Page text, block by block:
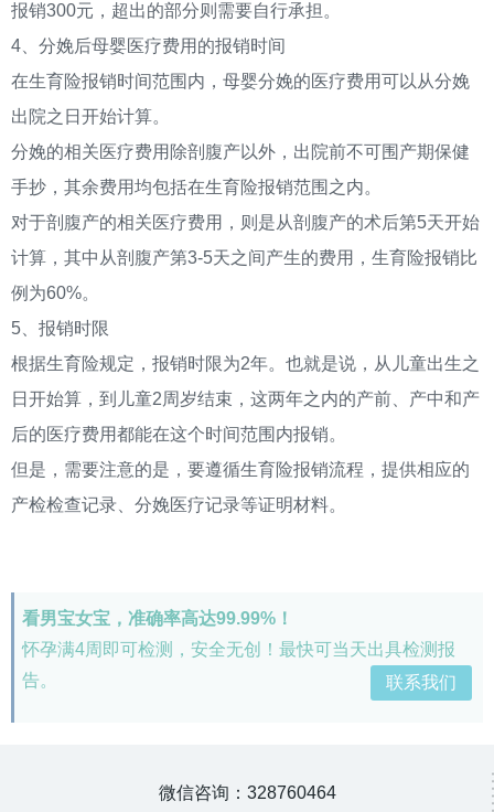
报销300元，超出的部分则需要自行承担。
4、分娩后母婴医疗费用的报销时间
在生育险报销时间范围内，母婴分娩的医疗费用可以从分娩
出院之日开始计算。
分娩的相关医疗费用除剖腹产以外，出院前不可围产期保健
手抄，其余费用均包括在生育险报销范围之内。
对于剖腹产的相关医疗费用，则是从剖腹产的术后第5天开始
计算，其中从剖腹产第3-5天之间产生的费用，生育险报销比
例为60%。
5、报销时限
根据生育险规定，报销时限为2年。也就是说，从儿童出生之
日开始算，到儿童2周岁结束，这两年之内的产前、产中和产
后的医疗费用都能在这个时间范围内报销。
但是，需要注意的是，要遵循生育险报销流程，提供相应的
产检检查记录、分娩医疗记录等证明材料。
看男宝女宝，准确率高达99.99%！
怀孕满4周即可检测，安全无创！最快可当天出具检测报
告。
联系我们
微信咨询：328760464